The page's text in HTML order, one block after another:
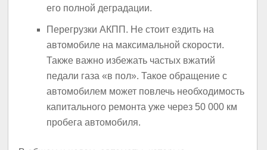
его полной деградации.
Перегрузки АКПП. Не стоит ездить на
автомобиле на максимальной скорости.
Также важно избежать частых вжатий
педали газа «в пол». Такое обращение с
автомобилем может повлечь необходимость
капитального ремонта уже через 50 000 км
пробега автомобиля.